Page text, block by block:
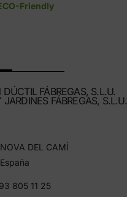
Friendly
FÁBREGAS, S.L.U.
JARDINES FÁBREGAS, S.L.U.
DEL CAMÍ
805 11 25